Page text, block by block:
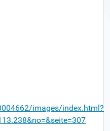
images/index.html?